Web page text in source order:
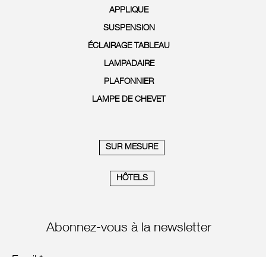
APPLIQUE
SUSPENSION
ÉCLAIRAGE TABLEAU
LAMPADAIRE
PLAFONNIER
LAMPE DE CHEVET
SUR MESURE
HÔTELS
Abonnez-vous à la newsletter